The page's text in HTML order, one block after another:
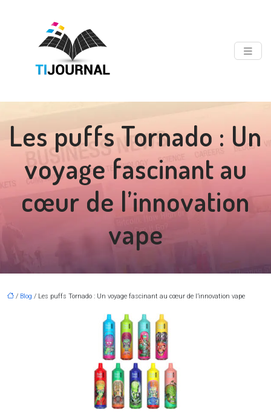
Les puffs Tornado : Un
voyage fascinant au
cœur de l’innovation
vape
/ Blog / Les puffs Tornado : Un voyage fascinant au cœur de l’innovation vape